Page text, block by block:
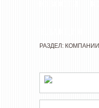
РАЗДЕЛ: КОМПАНИИ